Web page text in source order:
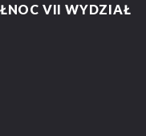
VII WYDZIAŁ